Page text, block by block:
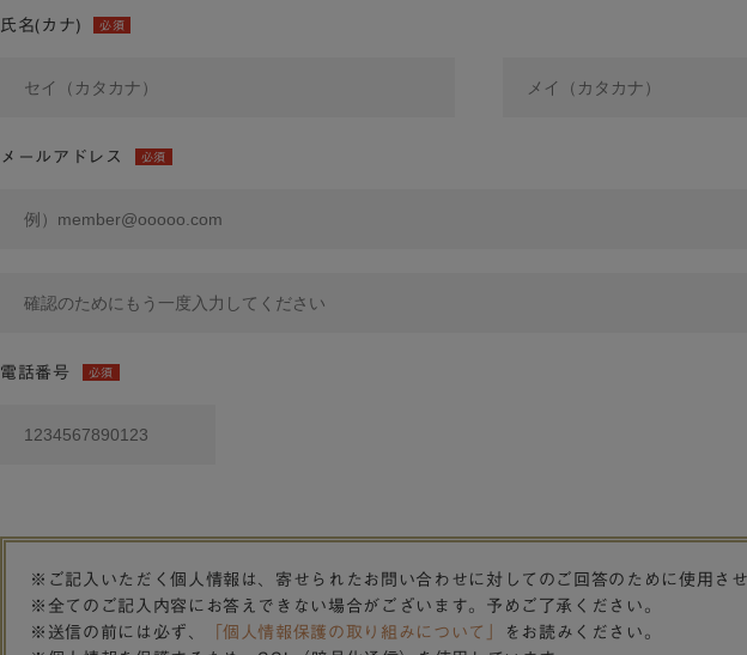
氏名(カナ) 必須
メールアドレス 必須
電話番号 必須
※ご記入いただく個人情報は、寄せられたお問い合わせに対してのご回答のために使用さ
※全てのご記入内容にお答えできない場合がございます。予めご了承ください。
※送信の前には必ず、
「個人情報保護の取り組みについて」
をお読みください。